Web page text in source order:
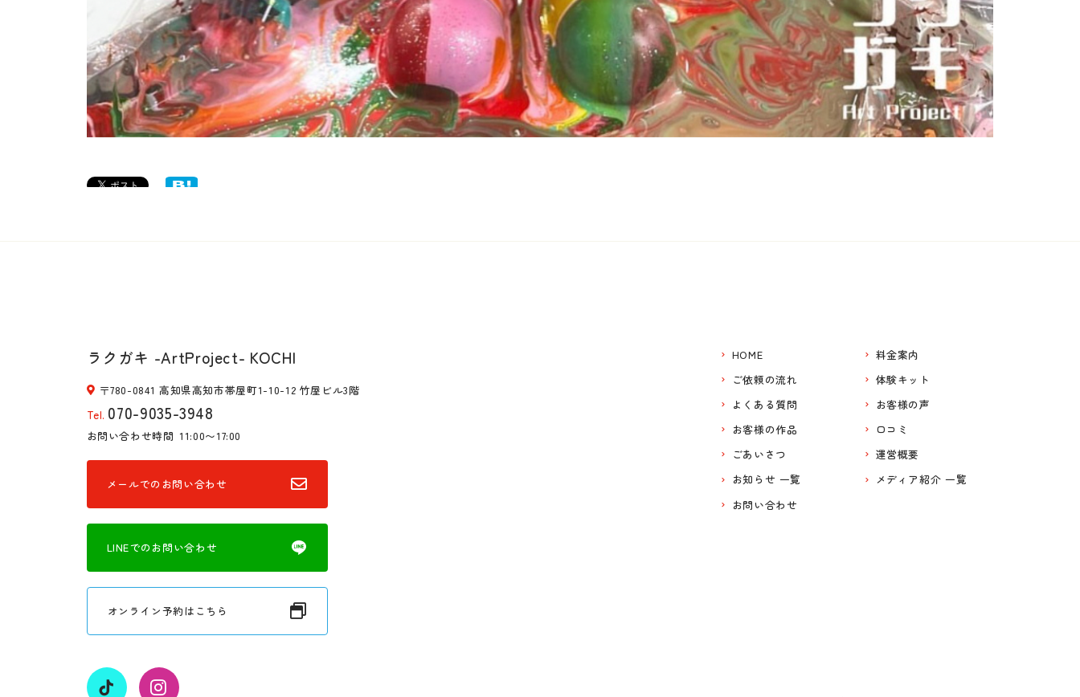
ラクガキ -ArtProject- KOCHI
〒780-0841 高知県高知市帯屋町1-10-12 竹屋ビル3階
Tel. 070-9035-3948
お問い合わせ時間 11:00〜17:00
メールでのお問い合わせ
LINEでのお問い合わせ
オンライン予約はこちら
HOME
料金案内
ご依頼の流れ
体験キット
よくある質問
お客様の声
お客様の作品
口コミ
ごあいさつ
運営概要
お知らせ 一覧
メディア紹介 一覧
お問い合わせ